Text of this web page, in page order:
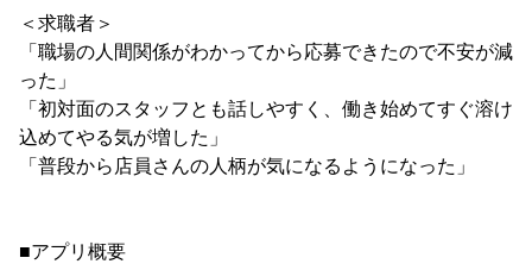
＜求職者＞
「職場の人間関係がわかってから応募できたので不安が減
った」
「初対面のスタッフとも話しやすく、働き始めてすぐ溶け
込めてやる気が増した」
「普段から店員さんの人柄が気になるようになった」
■アプリ概要